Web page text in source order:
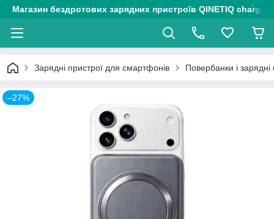
Магазин бездротових зарядних пристроїв QINETIQ chargers
Зарядні пристрої для смартфонів Повербанки і зарядні
–27%